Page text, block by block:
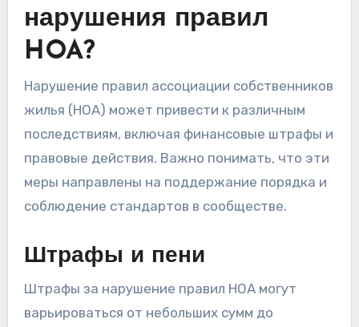
нарушения правил
HOA?
Нарушение правил ассоциации собственников
жилья (HOA) может привести к различным
последствиям, включая финансовые штрафы и
правовые действия. Важно понимать, что эти
меры направлены на поддержание порядка и
соблюдение стандартов в сообществе.
Штрафы и пени
Штрафы за нарушение правил HOA могут
варьироваться от небольших сумм до